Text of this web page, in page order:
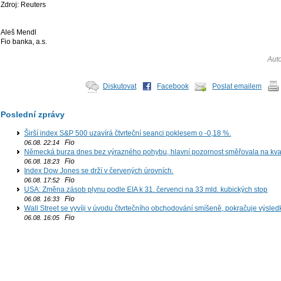
Zdroj: Reuters
Aleš Mendl
Fio banka, a.s.
Diskutovat Facebook Poslat emailem
Poslední zprávy
Širší index S&P 500 uzavírá čtvrteční seanci poklesem o -0,18 %.
06.08. 22:14 Fio
Německá burza dnes bez výrazného pohybu, hlavní pozornost směřovala na
06.08. 18:23 Fio
Index Dow Jones se drží v červených úrovních.
06.08. 17:52 Fio
USA: Změna zásob plynu podle EIA k 31. červenci na 33 mld. kubických stop
06.08. 16:33 Fio
Wall Street se vyvíji v úvodu čtvrtečního obchodování smíšeně, pokračuje
06.08. 16:05 Fio